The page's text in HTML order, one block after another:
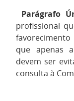
Parágrafo
profissional
que apenas
devem ser
consulta à